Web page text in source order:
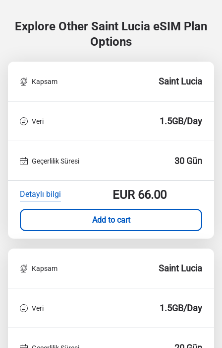
Explore Other Saint Lucia eSIM Plan
Options
Kapsam Saint Lucia
Veri 1.5GB/Day
Geçerlilik Süresi 30 Gün
Detaylı bilgi EUR66.00
Add to cart
Kapsam Saint Lucia
Veri 1.5GB/Day